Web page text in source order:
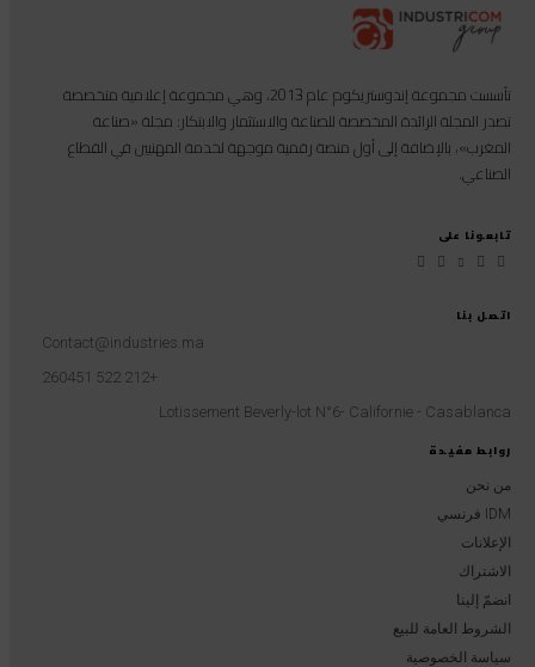
روابط مفيدة
من نحن
IDM فرنسي
الإعلانات
الاشتراك
انضمّ إلينا
الشروط العامة للبيع
سياسة الخصوصية
اتصل بنا
Contact@industries.ma
+212 522 260451
Lotissement Beverly-lot N°6- Californie - Casablanca
تأسست مجموعة إندوستريكوم عام 2013، وهي مجموعة إعلامية متخصصة
تصدر المجلة الرائدة المخصصة للصناعة والاستثمار والابتكار: مجلة «صناعة
المغرب»، بالإضافة إلى أول منصة رقمية موجهة لخدمة المهنيين في القطاع
الصناعي.
تابعونا على